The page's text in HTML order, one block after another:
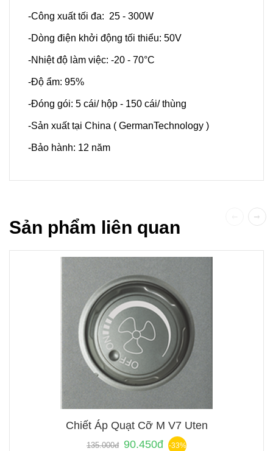
-Công xuất tối đa: 25 - 300W
-Dòng điện khởi động tối thiểu: 50V
-Nhiệt độ làm việc: -20 - 70°C
-Độ ẩm: 95%
-Đóng gói: 5 cái/ hộp - 150 cái/ thùng
-Sản xuất tại China ( GermanTechnology )
-Bảo hành: 12 năm
Sản phẩm liên quan
Chiết Áp Quạt Cỡ M V7 Uten
135.000đ 90.450đ -33%